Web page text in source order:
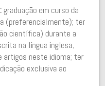
graduação em curso da
(preferencialmente); ter
científica) durante a
na língua inglesa,
artigos neste idioma; ter
exclusiva ao